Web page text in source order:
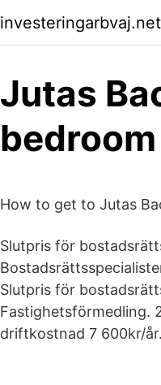
Jutas
How to get to Jutas
Slutpris för
Slutpris för
Fastighetsförmedling.
driftkostnad 7 600kr/år.